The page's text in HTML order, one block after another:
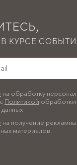
КУРСЕ
на обработку
Политикой обработки
на получение
материалов.